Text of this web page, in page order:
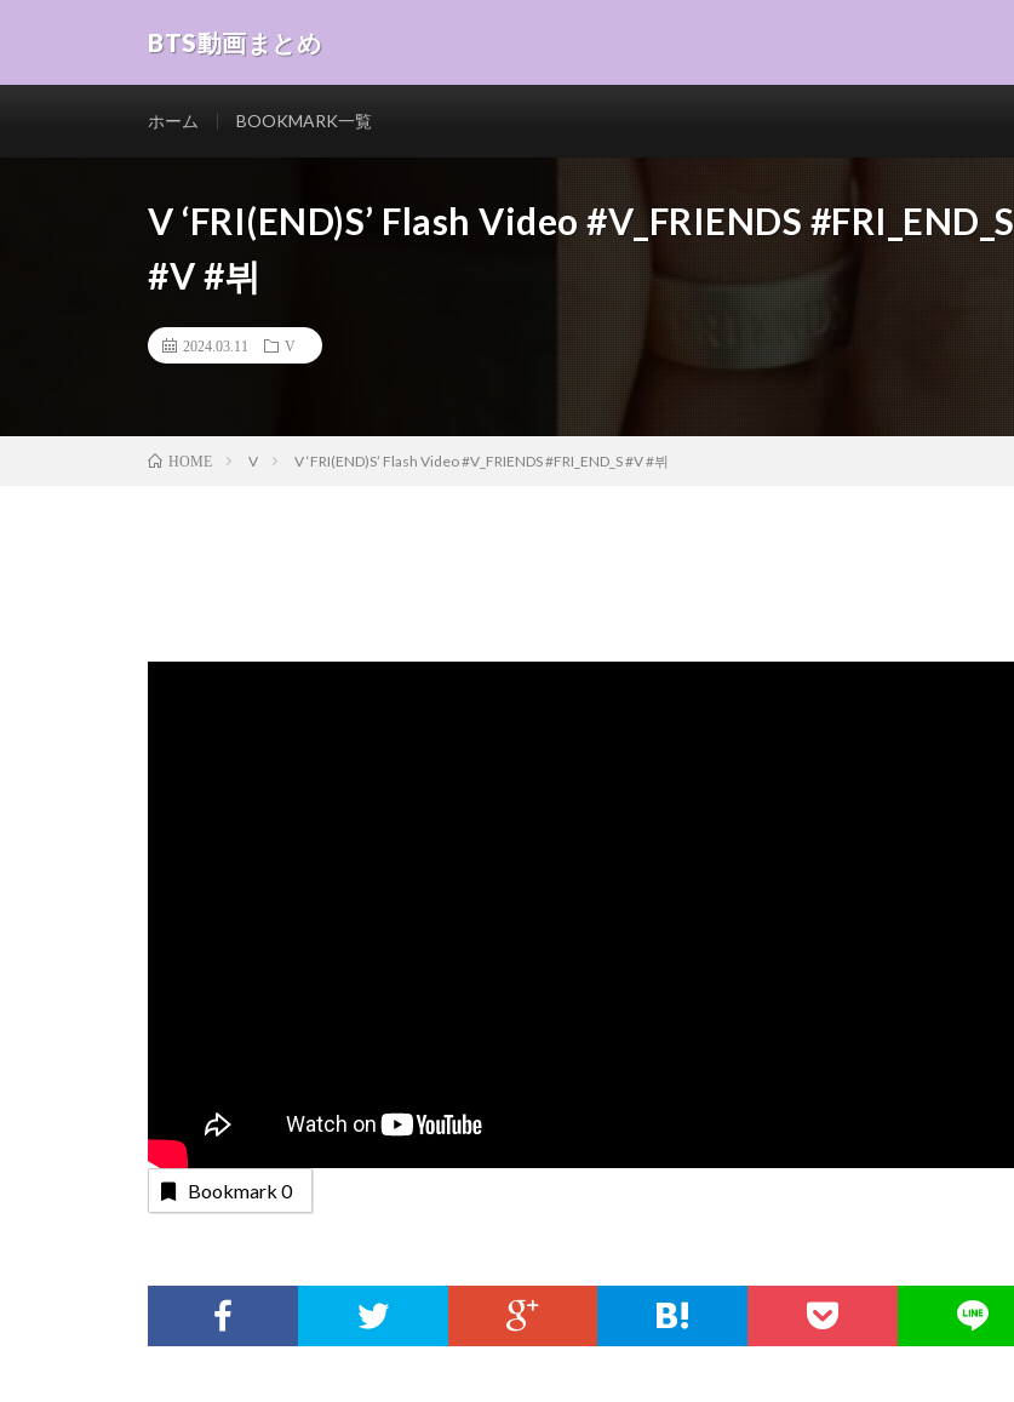
BTS動画まとめ
ホーム BOOKMARK一覧
V ‘FRI(END)S’ Flash Video #V_FRIENDS #FRI_END_S
#V #뷔
2024.03.11 V
HOME V V ‘FRI(END)S’ Flash Video #V_FRIENDS #FRI_END_S #V #뷔
Bookmark 0